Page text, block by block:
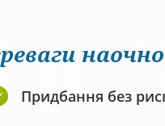
Придбання без